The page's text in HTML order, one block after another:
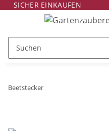
SICHER EINKAUFEN
Beetstecker